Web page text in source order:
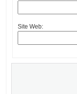
Site Web: